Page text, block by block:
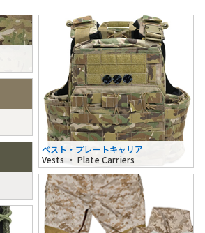
ベスト・プレートキャリア
Vests ・ Plate Carriers